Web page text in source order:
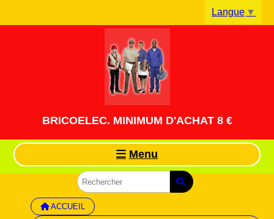
BRICOELEC. MINIMUM D'ACHAT 8 €
Menu
ACCUEIL
Langue ▼